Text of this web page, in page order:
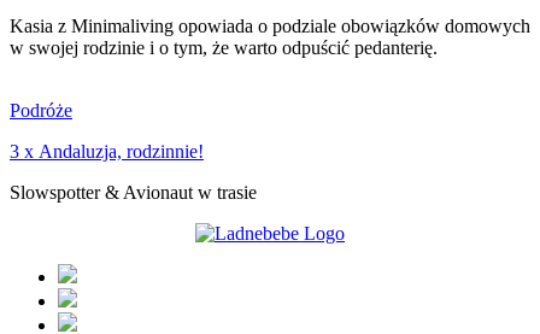
Kasia z Minimaliving opowiada o podziale obowiązków domowych
w swojej rodzinie i o tym, że warto odpuścić pedanterię.
Podróże
3 x Andaluzja, rodzinnie!
Slowspotter & Avionaut w trasie